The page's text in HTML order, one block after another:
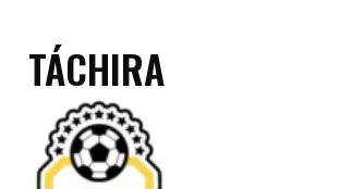
TÁCHIRA